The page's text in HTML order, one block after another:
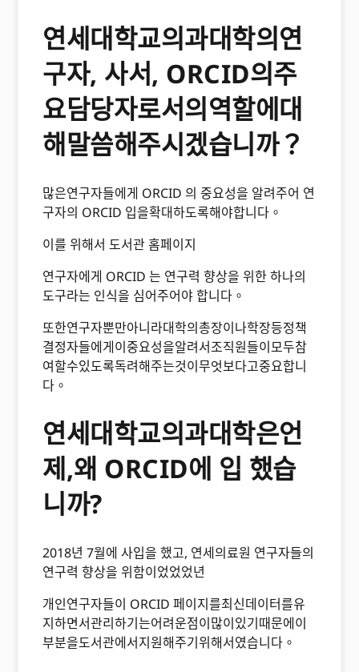
연세대학교의과대학의연
구자, 사서, ORCID의주
요담당자로서의역할에대
해말씀해주시겠습니까？
많은연구자들에게 ORCID 의 중요성을 알려주어 연
구자의 ORCID 입을확대하도록해야합니다。
이를 위해서 도서관 홈페이지
연구자에게 ORCID 는 연구력 향상을 위한 하나의
도구라는 인식을 심어주어야 합니다。
또한연구자뿐만아니라대학의총장이나학장등정책
결정자들에게이중요성을알려서조직원들이모두참
여할수있도록독려해주는것이무엇보다고중요합니
다。
연세대학교의과대학은언
제,왜 ORCID에 입 했습
니까?
2018년 7월에 사입을 했고, 연세의료원 연구자들의
연구력 향상을 위함이었었었년
개인연구자들이 ORCID 페이지를최신데이터를유
지하면서관리하기는어려운점이많이있기때문에이
부분을도서관에서지원해주기위해서였습니다。